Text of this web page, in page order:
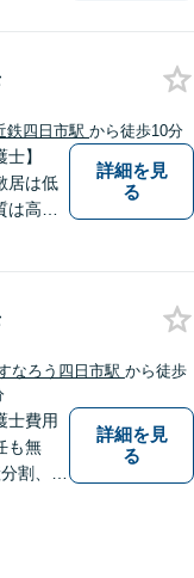
問題解
りま
鉄四日市駅 から徒歩10分
】
居は低
高く
／企
可
】どう
詳細を見
る
なろう四日市駅 から徒歩
士費用
も無
割、遺
詳細を見
る